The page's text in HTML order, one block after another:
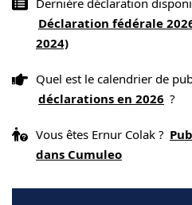
Dernière déclaration
Déclaration fédérale
2024)
Quel est le calendrier de
déclarations en 2026 ?
Vous êtes Ernur Colak ?
dans Cumuleo